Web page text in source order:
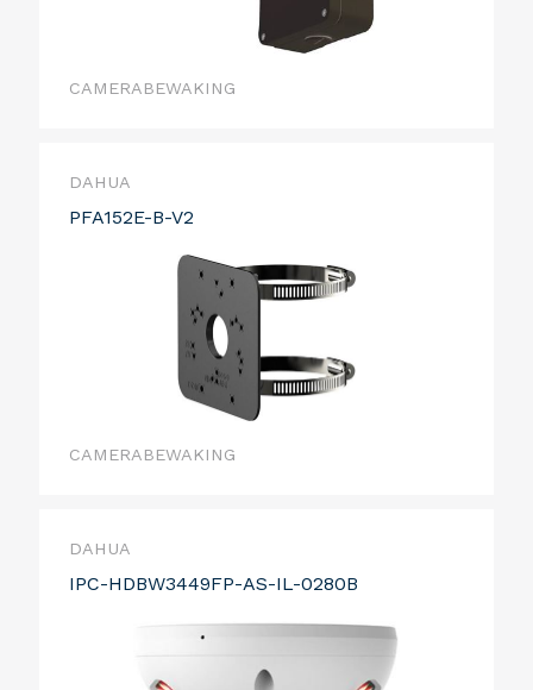
CAMERABEWAKING
DAHUA
PFA152E-B-V2
CAMERABEWAKING
DAHUA
IPC-HDBW3449FP-AS-IL-0280B